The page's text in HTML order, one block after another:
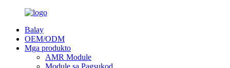
Balay
OEM/ODM
Mga produkto
AMR Module
Module sa Pagsukod